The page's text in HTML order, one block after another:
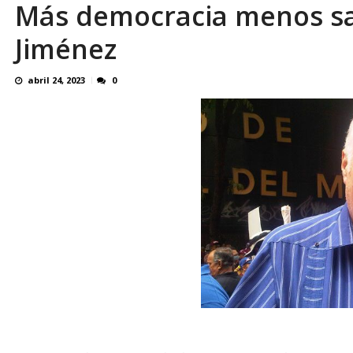
Reino Unido dejará millonaria donación
Más democracia menos
Jiménez
abril 24, 2023 0